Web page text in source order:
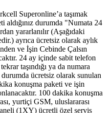
Superonline’a taşımak
aldığınız durumda "Numata 24
yararlanılır (Aşağıdaki
ayrıca ücretsiz olarak aylık
ve İşin Cebinde Çalsın
24 ay içinde sabit telefon
taşındığı ya da numara
ücretsiz olarak sunulan
konuşma paketi ve işin
100 dakika konuşma
yurtiçi GSM, uluslararası
(1XY) ücretli özel servis